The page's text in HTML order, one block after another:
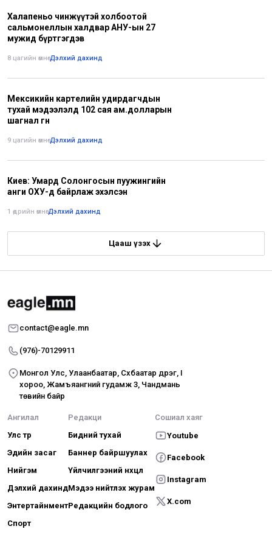
Халапеньо чинжүүтэй холбоотой
сальмонеллын халдвар АНУ-ын 27
мужид бүртгэгдэв
8 цагийн өмнө•Дэлхий дахинд
Мексикийн картелийн удирдагчдын
тухай мэдээлэлд 102 сая ам.долларын
шагнал өгнө
9 цагийн өмнө•Дэлхий дахинд
Киев: Умард Солонгосын пуужингийн
анги ОХУ-д байрлаж эхэлсэн
1 өдрийн өмнө•Дэлхий дахинд
Цааш үзэх
contact@eagle.mn
(976)-70129911
Монгол Улс, Улаанбаатар, Сүхбаатар дүүрэг, I
хороо, Жамъяангүний гудамж 3, Чандмань
төвийн байр
Ангилал
Улс төр
Эдийн засаг
Нийгэм
Дэлхий дахинд
Энтертайнмент
Спорт
Редакци
Бидний тухай
Баннер байршуулах
Үйлчилгээний нөхцөл
Мэдээ нийтлэх журам
Редакцийн бодлого
Сошиал хаяг
Youtube
Facebook
Instagram
X.com